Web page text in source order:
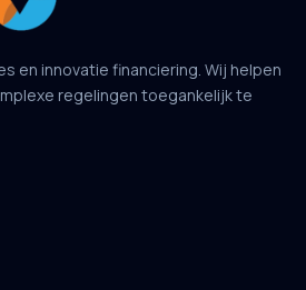
en innovatie financiering. Wij helpen
regelingen toegankelijk te